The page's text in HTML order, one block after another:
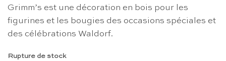
Grimm’s est une décoration en bois pour les
figurines et les bougies des occasions spéciales et
des célébrations Waldorf.
Rupture de stock